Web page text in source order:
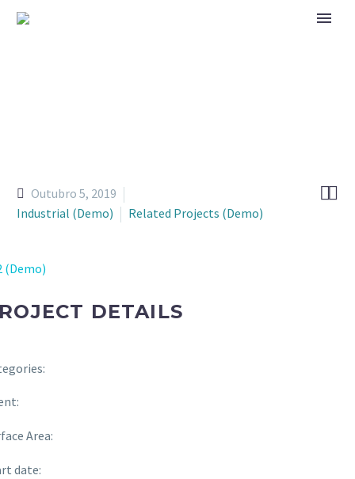

Outubro 5, 2019
Industrial (Demo)
Related Projects (Demo)
DETAILS
Area:
date: